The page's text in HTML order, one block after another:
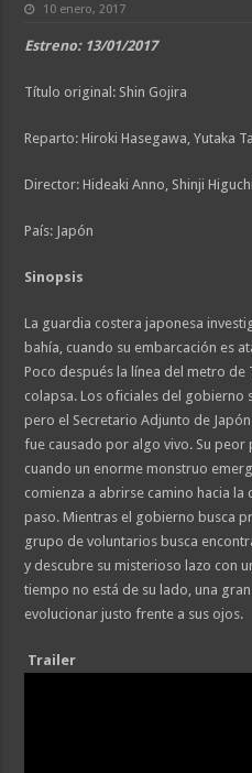
10 enero, 2017
Estreno: 13/01/2017
Título original: Shin Gojira
Reparto: Hiroki Hasegawa, Yutaka
Director: Hideaki Anno, Shinji Higuchi
País: Japón
Sinopsis
La guardia costera japonesa
bahía, cuando su embarcación es
Poco después la línea del metro
colapsa. Los oficiales del gobierno
pero el Secretario Adjunto de
fue causado por algo vivo. Su peor
cuando un enorme monstruo
comienza a abrirse camino hacia
paso. Mientras el gobierno busca
grupo de voluntarios busca
y descubre su misterioso lazo con
tiempo no está de su lado, una
evolucionar justo frente a sus ojos.
Trailer